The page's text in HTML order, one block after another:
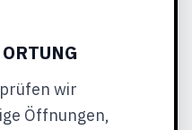
wir
Öffnungen,